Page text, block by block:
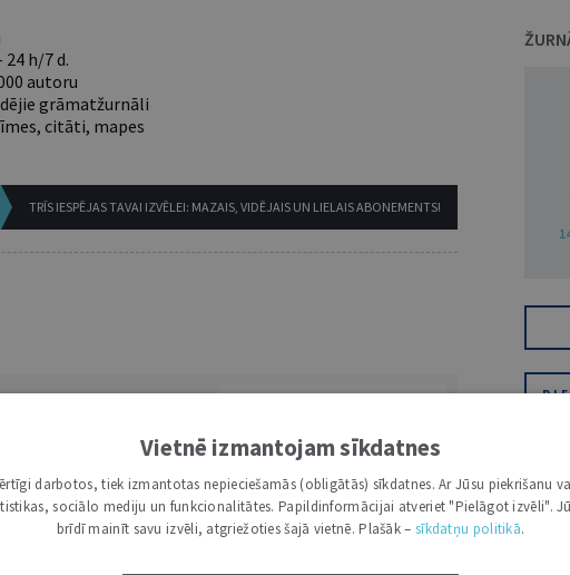
h/7 d.
autoru
grāmatžurnāli
citāti, mapes
TRĪS IESPĒJAS TAVAI IZVĒLEI: MAZAIS, VIDĒJAIS UN LIELAIS ABONEMENTS!
Vietnē izmantojam sīkdatnes
darbotos, tiek izmantotas nepieciešamās (obligātās) sīkdatnes. Ar Jūsu piekrišanu
sociālo mediju un funkcionalitātes. Papildinformācijai atveriet "Pielāgot izvēli".
brīdī mainīt savu izvēli, atgriežoties šajā vietnē. Plašāk – sīkdatņu politikā.